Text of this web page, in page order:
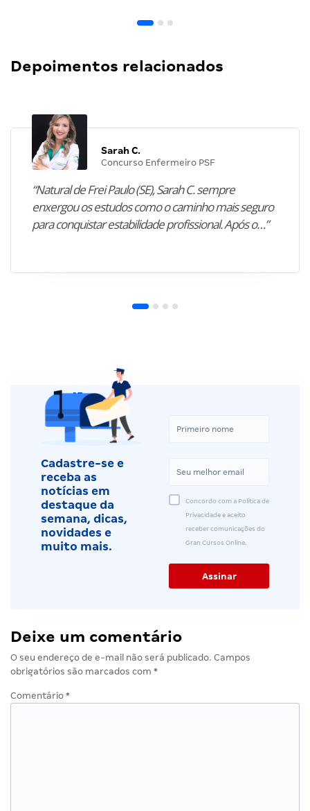
Depoimentos relacionados
Sarah C.
Concurso Enfermeiro PSF
“Natural de Frei Paulo (SE), Sarah C. sempre
enxergou os estudos como o caminho mais seguro
para conquistar estabilidade profissional. Após o…”
Cadastre-se e
receba as
notícias em
destaque da
semana, dicas,
novidades e
muito mais.
Concordo com a Política de
Privacidade e aceito
receber comunicações do
Gran Cursos Online.
Deixe um comentário
O seu endereço de e-mail não será publicado. Campos
obrigatórios são marcados com *
Comentário *